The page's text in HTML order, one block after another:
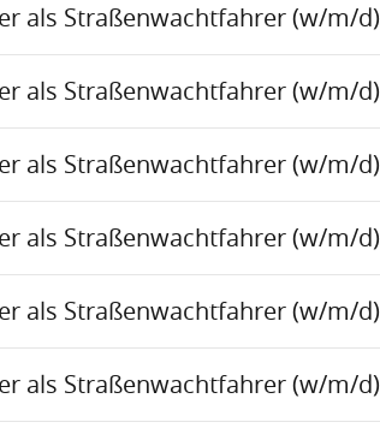
als Straßenwachtfahrer (w/m/d)
als Straßenwachtfahrer (w/m/d)
als Straßenwachtfahrer (w/m/d)
als Straßenwachtfahrer (w/m/d)
als Straßenwachtfahrer (w/m/d)
als Straßenwachtfahrer (w/m/d)